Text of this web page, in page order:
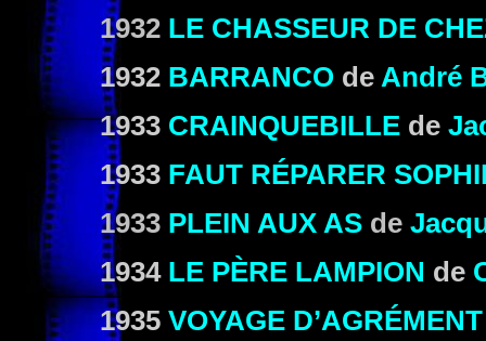
1932 LE CHASSEUR DE
1932 BARRANCO de André
1933 CRAINQUEBILLE de
1933 FAUT RÉPARER
1933 PLEIN AUX AS de
1934 LE PÈRE LAMPION de
1935 VOYAGE D’AGRÉMENT